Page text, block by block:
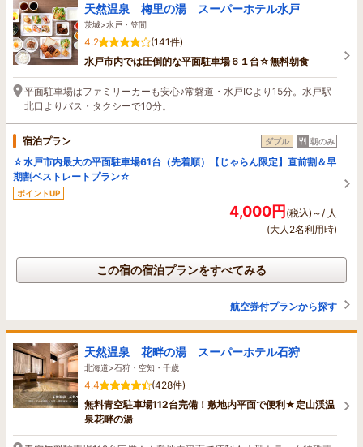
天然温泉 梅里の湯 スーパーホテル水戸
茨城>水戸・笠間
4.2
(141件)
水戸市内では圧倒的な平面駐車場６１台☆無料朝食
平面駐車場はファミリーカーも安心♪常磐道・水戸ICより15分。水戸駅
北口よりバス・タクシーで10分。
宿泊プラン ダブル 朝のみ
☆水戸市内最大の平面駐車場61台（先着順）【じゃらん限定】直前割＆早
期割ベストレートプラン☆
ポイントUP
4,000円(税込)～/ 人
(大人2名利用時)
この宿の宿泊プランをすべてみる
航空券付プランから探す
天然温泉 花畔の湯 スーパーホテル石狩
北海道>石狩・空知・千歳
4.4
(428件)
無料青空駐車場112台完備！敷地内平面で便利★定山渓温
泉花畔の湯